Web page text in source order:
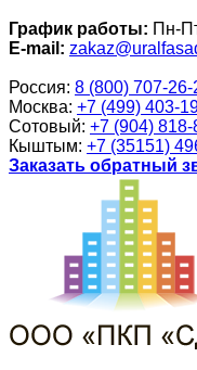
График работы: Пн-
E-mail:
Россия: 8 (800) 707-26-
Москва: +7 (499) 403-
Сотовый: +7 (904) 818-
Кыштым: +7 (35151)
Заказать обратный